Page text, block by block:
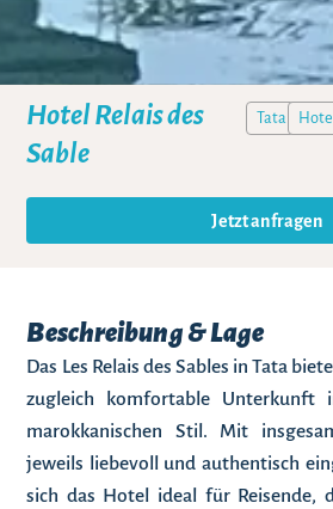
Hotel Relais des
Sable
Tata Hotel
Jetzt anfragen
Beschreibung & Lage
Das Les Relais des Sables in Tata
zugleich komfortable Unterkunft
marokkanischen Stil. Mit
jeweils liebevoll und authentisch
sich das Hotel ideal für Reisende,